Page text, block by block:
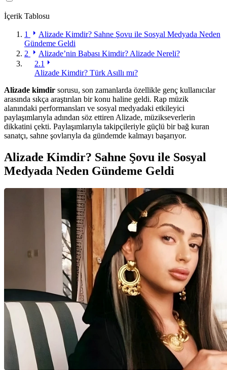
İçerik Tablosu
1
Alizade Kimdir? Sahne Şovu ile Sosyal Medyada Neden
Gündeme Geldi
2
Alizade’nin Babası Kimdir? Alizade Nereli?
2.1
Alizade Kimdir? Türk Asıllı mı?
Alizade kimdir sorusu, son zamanlarda özellikle genç kullanıcılar
arasında sıkça araştırılan bir konu haline geldi. Rap müzik
alanındaki performansları ve sosyal medyadaki etkileyici
paylaşımlarıyla adından söz ettiren Alizade, müzikseverlerin
dikkatini çekti. Paylaşımlarıyla takipçileriyle güçlü bir bağ kuran
sanatçı, sahne şovlarıyla da gündemde kalmayı başarıyor.
Alizade Kimdir? Sahne Şovu ile Sosyal
Medyada Neden Gündeme Geldi